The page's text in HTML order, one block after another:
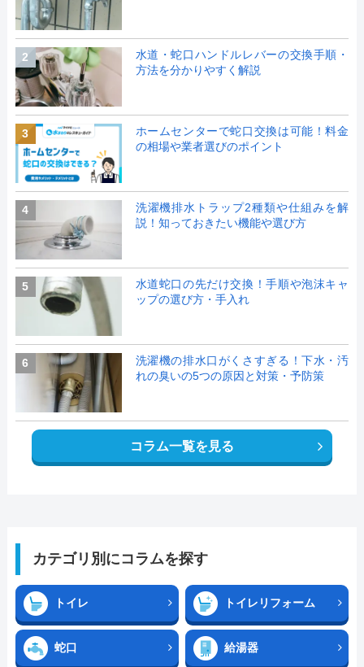
2
水道・蛇口ハンドルレバーの交換手順・
方法を分かりやすく解説
3
ホームセンターで蛇口交換は可能！料金
の相場や業者選びのポイント
4
洗濯機排水トラップ2種類や仕組みを解
説！知っておきたい機能や選び方
5
水道蛇口の先だけ交換！手順や泡沫キャ
ップの選び方・手入れ
6
洗濯機の排水口がくさすぎる！下水・汚
れの臭いの5つの原因と対策・予防策
コラム一覧を見る
カテゴリ別にコラムを探す
トイレ トイレリフォーム
蛇口 給湯器